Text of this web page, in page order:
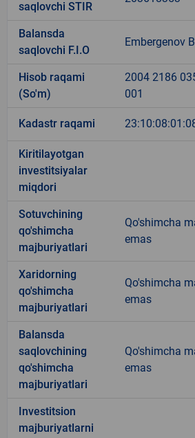
saqlovchi STIR
Balansda
saqlovchi F.I.O
Embergenov
Hisob raqami
(So'm)
2004 2186
001
Kadastr raqami
Kiritilayotgan
investitsiyalar
miqdori
Sotuvchining
qo'shimcha
majburiyatlari
Qo'shimcha
emas
Xaridorning
qo'shimcha
majburiyatlari
Qo'shimcha
emas
Balansda
saqlovchining
qo'shimcha
majburiyatlari
Qo'shimcha
emas
Investitsion
majburiyatlarni